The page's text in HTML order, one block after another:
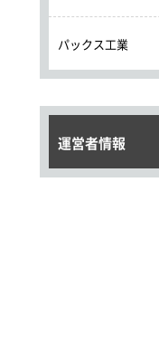
パックス工業
運営者情報